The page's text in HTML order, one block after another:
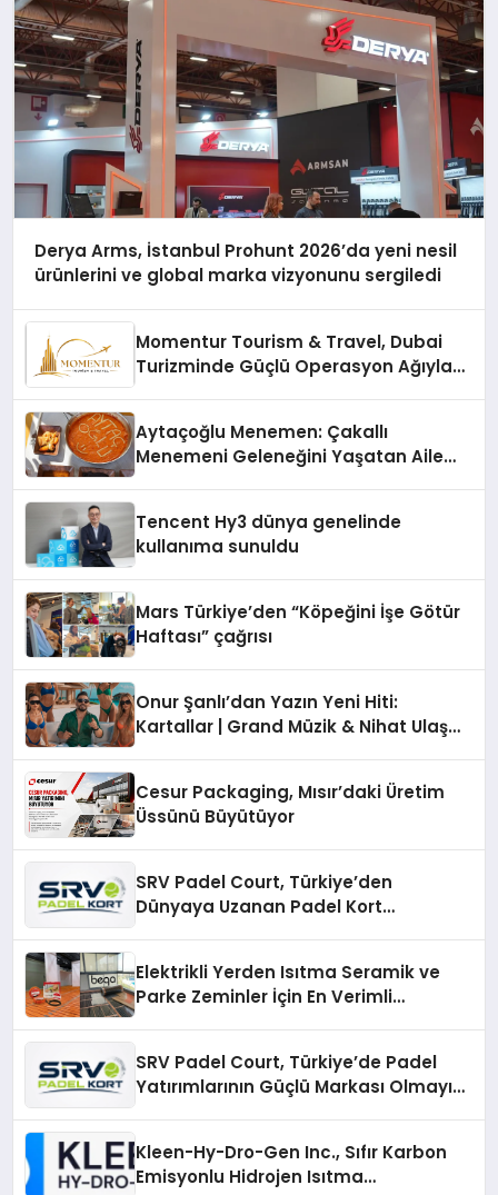
Derya Arms, İstanbul Prohunt 2026’da yeni nesil
ürünlerini ve global marka vizyonunu sergiledi
Momentur Tourism & Travel, Dubai
Turizminde Güçlü Operasyon Ağıyla
Aytaçoğlu Menemen: Çakallı
Menemeni Geleneğini Yaşatan Aile
Tencent Hy3 dünya genelinde
kullanıma sunuldu
Mars Türkiye’den “Köpeğini İşe Götür
Haftası” çağrısı
Onur Şanlı’dan Yazın Yeni Hiti:
Kartallar | Grand Müzik & Nihat Ulaş
Cesur Packaging, Mısır’daki Üretim
Üssünü Büyütüyor
SRV Padel Court, Türkiye’den
Dünyaya Uzanan Padel Kort
Elektrikli Yerden Isıtma Seramik ve
Parke Zeminler İçin En Verimli
SRV Padel Court, Türkiye’de Padel
Yatırımlarının Güçlü Markası Olmayı
Kleen-Hy-Dro-Gen Inc., Sıfır Karbon
Emisyonlu Hidrojen Isıtma